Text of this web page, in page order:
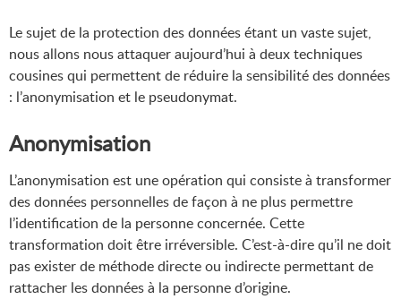
Le sujet de la protection des données étant un vaste sujet,
nous allons nous attaquer aujourd’hui à deux techniques
cousines qui permettent de réduire la sensibilité des données
: l’anonymisation et le pseudonymat.
Anonymisation
L’anonymisation est une opération qui consiste à transformer
des données personnelles de façon à ne plus permettre
l’identification de la personne concernée. Cette
transformation doit être irréversible. C’est-à-dire qu’il ne doit
pas exister de méthode directe ou indirecte permettant de
rattacher les données à la personne d’origine.